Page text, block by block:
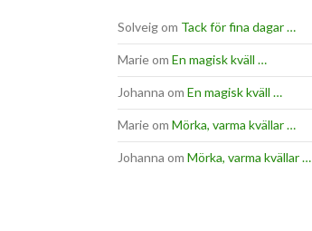
Solveigom Tack för fina dagar …
Marieom En magisk kväll …
Johanna om En magisk kväll …
Marieom Mörka, varma kvällar …
Johanna om Mörka, varma kvällar …